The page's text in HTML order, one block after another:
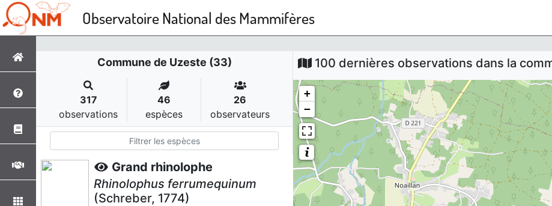
Observatoire National des Mammifères
Commune de Uzeste (33)
317
observations
46
espèces
26
observateurs
Grand rhinolophe
Rhinolophus ferrumequinum
(Schreber, 1774)
100 dernières observations dans la
+
−